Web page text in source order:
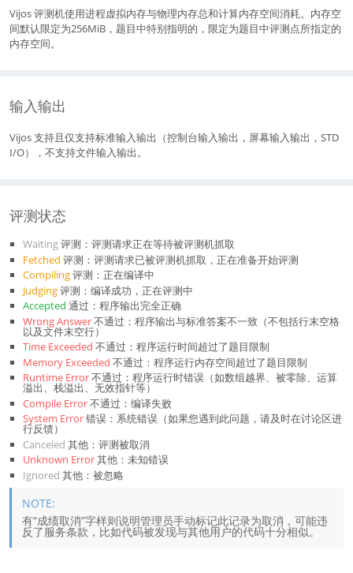
Vijos 评测机使用进程虚拟内存与物理内存总和计算内存空间消耗。内存空
间默认限定为256MiB，题目中特别指明的，限定为题目中评测点所指定的
内存空间。
输入输出
Vijos 支持且仅支持标准输入输出（控制台输入输出，屏幕输入输出，STD
I/O），不支持文件输入输出。
评测状态
Waiting评测：评测请求正在等待被评测机抓取
Fetched 评测：评测请求已被评测机抓取，正在准备开始评测
Compiling评测：正在编译中
Judging评测：编译成功，正在评测中
Accepted 通过：程序输出完全正确
Wrong Answer不通过：程序输出与标准答案不一致（不包括行末空格
以及文件末空行）
Time Exceeded 不通过：程序运行时间超过了题目限制
Memory Exceeded 不通过：程序运行内存空间超过了题目限制
Runtime Error不通过：程序运行时错误（如数组越界、被零除、运算
溢出、栈溢出、无效指针等）
Compile Error不通过：编译失败
System Error错误：系统错误（如果您遇到此问题，请及时在讨论区进
行反馈）
Canceled 其他：评测被取消
Unknown Error其他：未知错误
Ignored 其他：被忽略
有“成绩取消”字样则说明管理员手动标记此记录为取消，可能违
反了服务条款，比如代码被发现与其他用户的代码十分相似。